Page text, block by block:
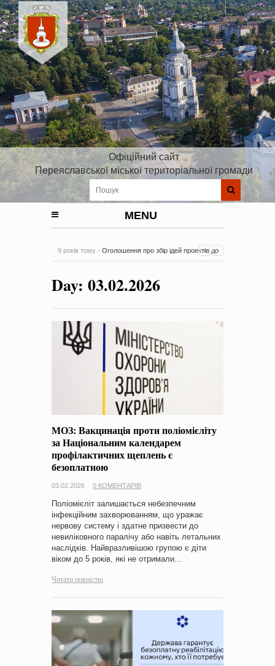
Офіційний сайт
Переяславської міської територіальної громади
MENU
9 років тому - Оголошення про збір ідей проектів до
на період 2018 – 2020 роки Оголошення про збір ідей
проектів
0 Коментарів
Day: 03.02.2026
МОЗ: Вакцинація проти поліомієліту
за Національним календарем
профілактичних щеплень є
безоплатною
03.02.2026 0 КОМЕНТАРІВ
Поліомієліт залишається небезпечним
інфекційним захворюванням, що уражає
нервову систему і здатне призвести до
невиліковного паралічу або навіть летальних
наслідків. Найвразливішою групою є діти
віком до 5 років, які не отримали…
Читати повністю